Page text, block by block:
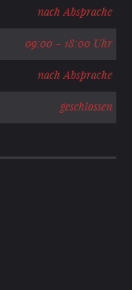
nach Absprache
09:00 - 18:00 Uhr
nach Absprache
geschlossen